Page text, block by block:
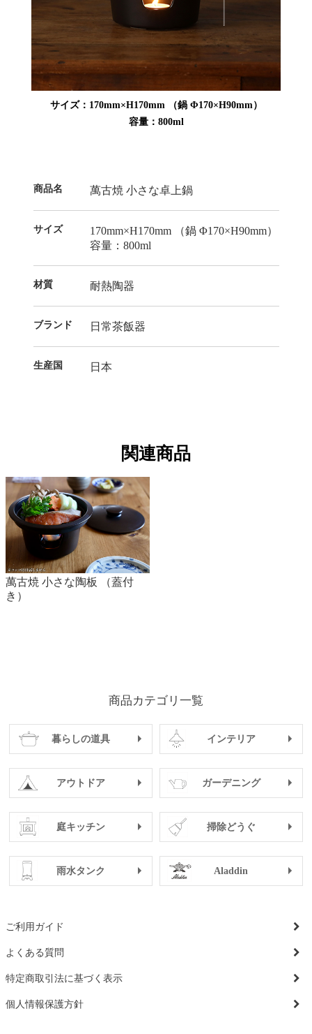
サイズ：170mm×H170mm （鍋 Φ170×H90mm）
容量：800ml
商品名 萬古焼 小さな卓上鍋
サイズ
170mm×H170mm （鍋 Φ170×H90mm）
容量：800ml
材質 耐熱陶器
ブランド 日常茶飯器
生産国 日本
関連商品
萬古焼 小さな陶板 （蓋付
き）
商品カテゴリ一覧
暮らしの道具 インテリア
アウトドア ガーデニング
庭キッチン 掃除どうぐ
雨水タンク Aladdin
ご利用ガイド
よくある質問
特定商取引法に基づく表示
個人情報保護方針